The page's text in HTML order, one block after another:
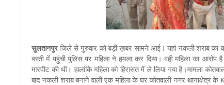
सुलतानपुरजिले से गुरुवार को बड़ी ख़बर सामने आई। यहां नकली शराब का
बस्ती में पहुंची पुलिस पर महिला ने हमला कर दिया। वही महिला का
मारपीट की थी। हालांकि महिला को हिरासत में ले लिया गया है।मामला
बाद नकली शराब बनाने वाली एक महिला के घर कोतवाली नगर थानाक्षेत्र के